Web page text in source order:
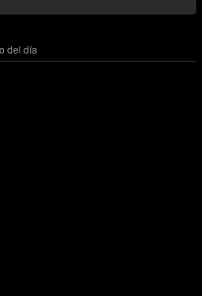
del día